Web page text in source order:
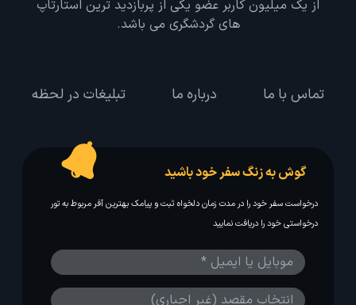
از یک میلیون کاربر عضو یکی از پربازدید ترین استارتاپ
های گردشگری می باشد.
تماس با ما درباره ما تبلیغات در لحظه
گوش به زنگ سفر خود باشید
درخواست سفر خود را در مدت زمان دلخواه ثبت و پیامک بهترین آفر مربوط به تور
درخواستی خود را دریافت نمایید